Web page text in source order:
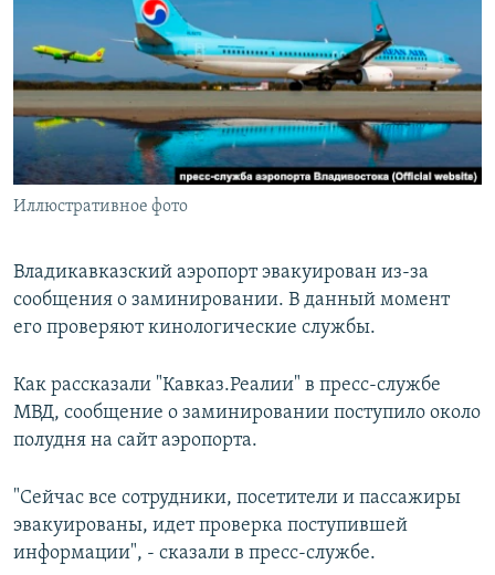
РАСПИСАНИЕ ВЕЩАНИЯ
ПОДПИШИТЕСЬ НА РАССЫЛКУ
СОЦИАЛЬНЫЕ СЕТИ
Все сайты РСЕ/РС
Иллюстративное фото
Владикавказский аэропорт эвакуирован из-за
сообщения о заминировании. В данный момент
его проверяют кинологические службы.
Как рассказали "Кавказ.Реалии" в пресс-службе
МВД, сообщение о заминировании поступило около
полудня на сайт аэропорта.
"Сейчас все сотрудники, посетители и пассажиры
эвакуированы, идет проверка поступившей
информации", - сказали в пресс-службе.